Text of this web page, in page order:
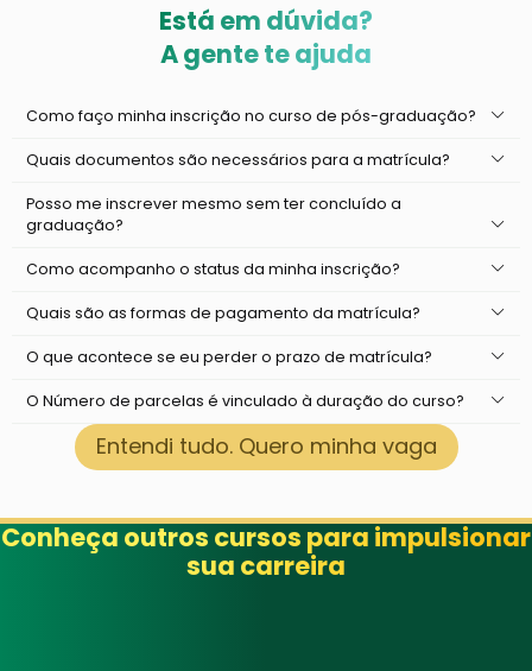
Está em dúvida?
A gente te ajuda
Como faço minha inscrição no curso de pós-graduação?
Quais documentos são necessários para a matrícula?
Posso me inscrever mesmo sem ter concluído a
graduação?
Como acompanho o status da minha inscrição?
Quais são as formas de pagamento da matrícula?
O que acontece se eu perder o prazo de matrícula?
O Número de parcelas é vinculado à duração do curso?
Entendi tudo. Quero minha vaga
Conheça outros cursos para impulsionar
sua carreira